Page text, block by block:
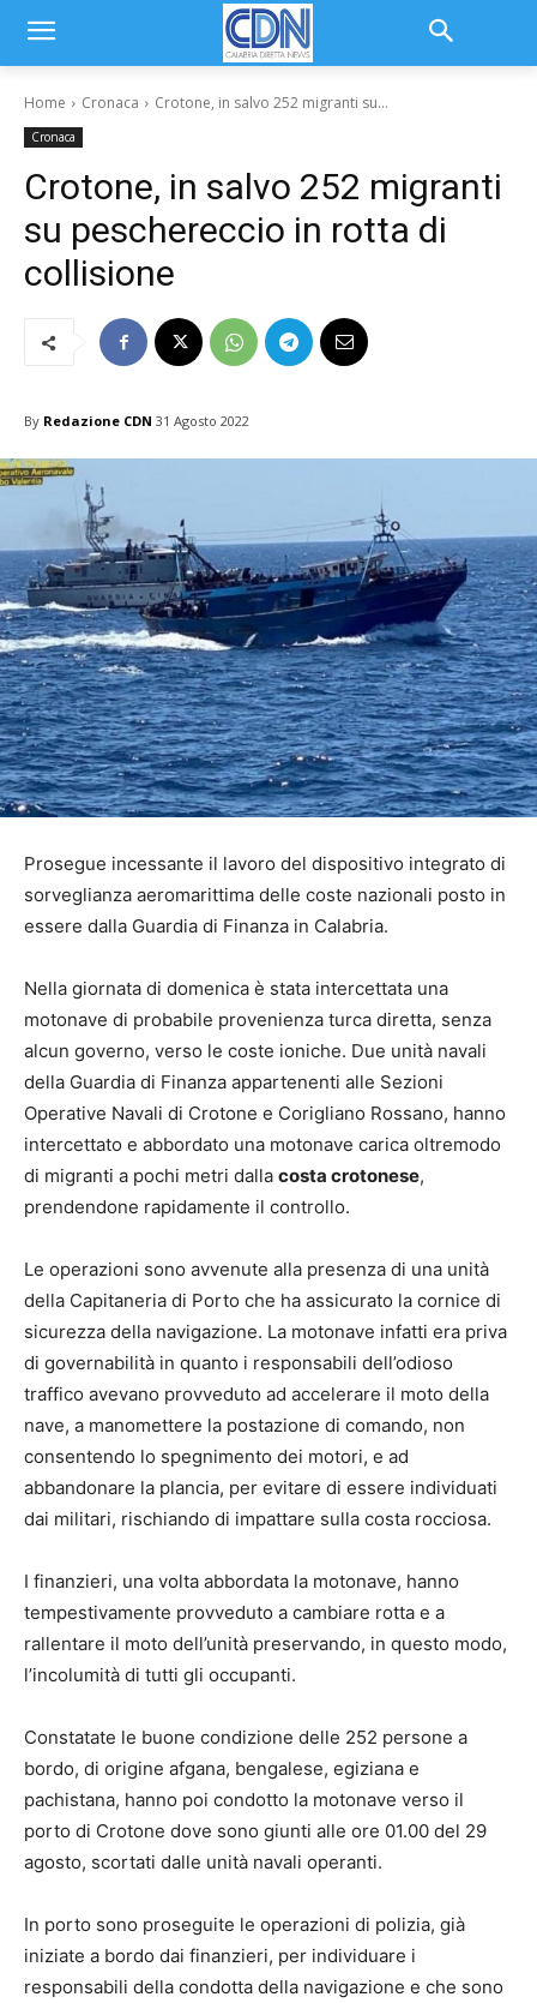
Home Cronaca Crotone, in salvo 252 migranti su...
Cronaca
Crotone, in salvo 252 migranti
su peschereccio in rotta di
collisione
By Redazione CDN 31 Agosto 2022
Prosegue incessante il lavoro del dispositivo integrato di
sorveglianza aeromarittima delle coste nazionali posto in
essere dalla Guardia di Finanza in Calabria.
Nella giornata di domenica è stata intercettata una
motonave di probabile provenienza turca diretta, senza
alcun governo, verso le coste ioniche. Due unità navali
della Guardia di Finanza appartenenti alle Sezioni
Operative Navali di Crotone e Corigliano Rossano, hanno
intercettato e abbordato una motonave carica oltremodo
di migranti a pochi metri dalla costa crotonese,
prendendone rapidamente il controllo.
Le operazioni sono avvenute alla presenza di una unità
della Capitaneria di Porto che ha assicurato la cornice di
sicurezza della navigazione. La motonave infatti era priva
di governabilità in quanto i responsabili dell’odioso
traffico avevano provveduto ad accelerare il moto della
nave, a manomettere la postazione di comando, non
consentendo lo spegnimento dei motori, e ad
abbandonare la plancia, per evitare di essere individuati
dai militari, rischiando di impattare sulla costa rocciosa.
I finanzieri, una volta abbordata la motonave, hanno
tempestivamente provveduto a cambiare rotta e a
rallentare il moto dell’unità preservando, in questo modo,
l’incolumità di tutti gli occupanti.
Constatate le buone condizione delle 252 persone a
bordo, di origine afgana, bengalese, egiziana e
pachistana, hanno poi condotto la motonave verso il
porto di Crotone dove sono giunti alle ore 01.00 del 29
agosto, scortati dalle unità navali operanti.
In porto sono proseguite le operazioni di polizia, già
iniziate a bordo dai finanzieri, per individuare i
responsabili della condotta della navigazione e che sono